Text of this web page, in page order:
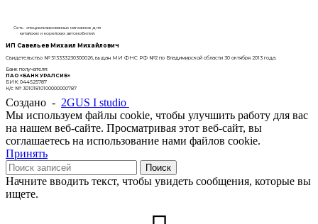
Сеть специализированных магазинов для
китайских и корейских автомобилей.
ИП Савельев Михаил Михайлович
Свидетельство № 313333230300026, выдан МИ ФНС РФ №2 по Владимирской области 30 октября 2013 года.
Банк получателя:
ПАО «БАНК УРАЛСИБ»
БИК: 044525787
К/с №: 30101810100000000787
Создано - 2GUS I studio
Мы используем файлы cookie, чтобы улучшить работу для вас
на нашем веб-сайте. Просматривая этот веб-сайт, вы
соглашаетесь на использование нами файлов cookie.
Принять
Поиск
Начните вводить текст, чтобы увидеть сообщения, которые вы
ищете.